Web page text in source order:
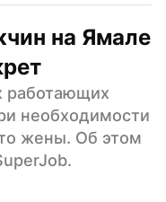
на Ямале
работающих
необходимости
жены. Об этом